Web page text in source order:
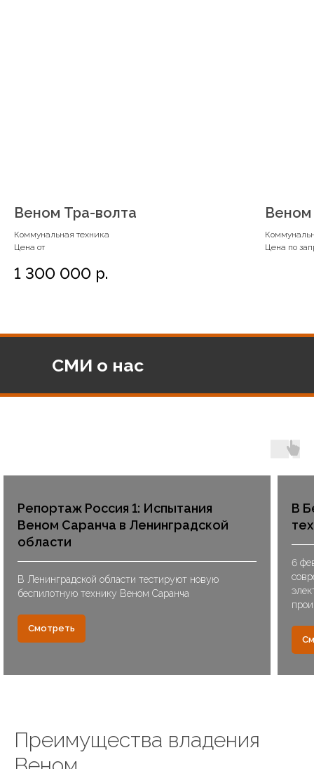
Веном Тра-волта
Коммунальная техника
Цена от
1 300 000 р.
Веном
Цена по
СМИ о нас
Репортаж Россия 1: Испытания
Веном Саранча в Ленинградской
области
В Ленинградской области тестируют новую
беспилотную технику Веном Саранча
Смотреть
В
6
Преимущества владения